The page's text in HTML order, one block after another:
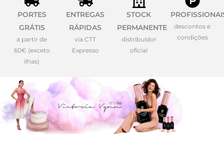
PORTES
GRÁTIS
a partir de
60€ (exceto
ilhas)
ENTREGAS
RÁPIDAS
via CTT
Expresso
STOCK
PERMANENTE
distribuidor
oficial
descontos e
condições